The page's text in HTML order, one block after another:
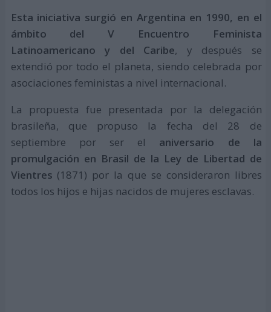
Esta iniciativa surgió en Argentina en 1990, en el
ámbito del V Encuentro Feminista
Latinoamericano y del Caribe, y después se
extendió por todo el planeta, siendo celebrada por
asociaciones feministas a nivel internacional.
La propuesta fue presentada por la delegación
brasileña, que propuso la fecha del 28 de
septiembre por ser el aniversario de la
promulgación en Brasil de la Ley de Libertad de
Vientres (1871) por la que se consideraron libres
todos los hijos e hijas nacidos de mujeres esclavas.